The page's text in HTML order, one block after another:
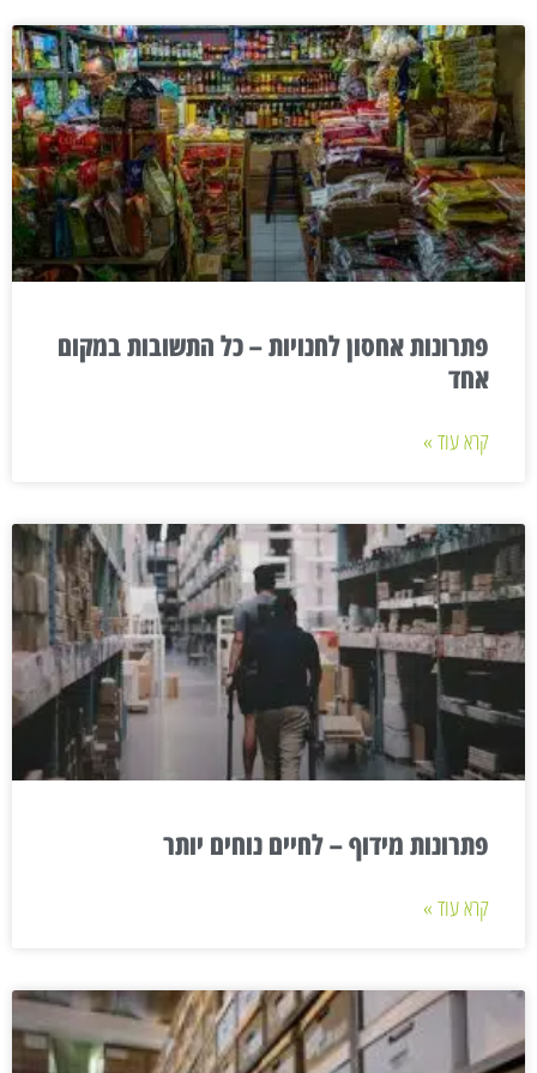
פתרונות אחסון לחנויות – כל התשובות במקום
אחד
קרא עוד »
פתרונות מידוף – לחיים נוחים יותר
קרא עוד »